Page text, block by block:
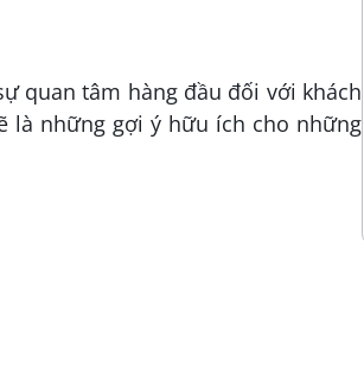
quan tâm hàng đầu đối với khách
là những gợi ý hữu ích cho những